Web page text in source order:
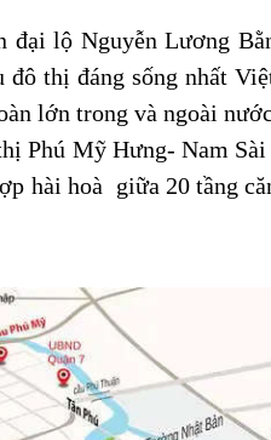
lộ Nguyễn Lương
thị đáng sống nhất
lớn trong và ngoài
Phú Mỹ Hưng- Nam
hài hoà giữa 20 tầng